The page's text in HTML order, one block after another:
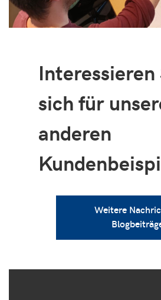
Interessieren
sich für
anderen
Weitere